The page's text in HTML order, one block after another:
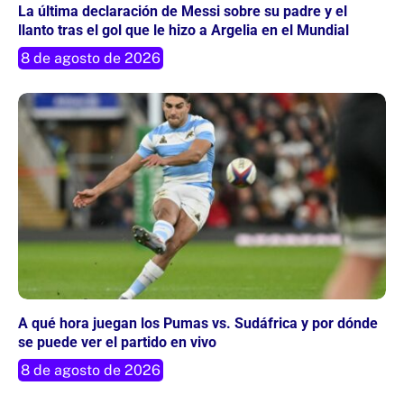
La última declaración de Messi sobre su padre y el
llanto tras el gol que le hizo a Argelia en el Mundial
8 de agosto de 2026
A qué hora juegan los Pumas vs. Sudáfrica y por dónde
se puede ver el partido en vivo
8 de agosto de 2026